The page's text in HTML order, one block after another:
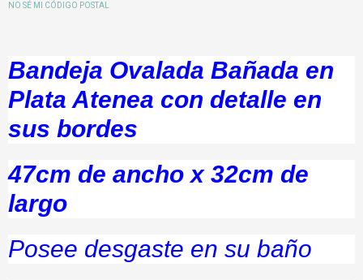
NO SÉ MI CÓDIGO POSTAL
Bandeja Ovalada Bañada en
Plata Atenea con detalle en
sus bordes
47cm de ancho x 32cm de
largo
Posee desgaste en su baño